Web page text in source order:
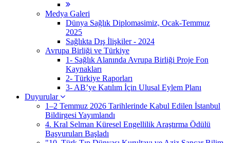
Medya Galeri
Dünya Sağlık Diplomasimiz, Ocak-Temmuz
2025
Sağlıkta Dış İlişkiler - 2024
Avrupa Birliği ve Türkiye
1- Sağlık Alanında Avrupa Birliği Proje Fon
Kaynakları
2- Türkiye Raporları
3- AB’ye Katılım İçin Ulusal Eylem Planı
Duyurular
1–2 Temmuz 2026 Tarihlerinde Kabul Edilen İstanbul
Bildirgesi Yayımlandı
4. Kral Selman Küresel Engellilik Araştırma Ödülü
Başvuruları Başladı